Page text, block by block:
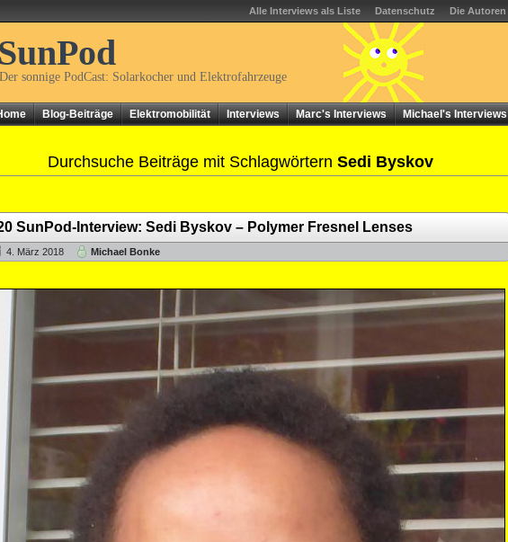
Alle Interviews als Liste Datenschutz Die Autoren
SunPod
Der sonnige PodCast: Solarkocher und Elektrofahrzeuge
Blog-Beiträge Elektromobilität Interviews Marc's Interviews Michael's Interviews
Durchsuche Beiträge mit Schlagwörtern Sedi Byskov
SunPod-Interview: Sedi Byskov – Polymer Fresnel Lenses
4. März 2018 Michael Bonke